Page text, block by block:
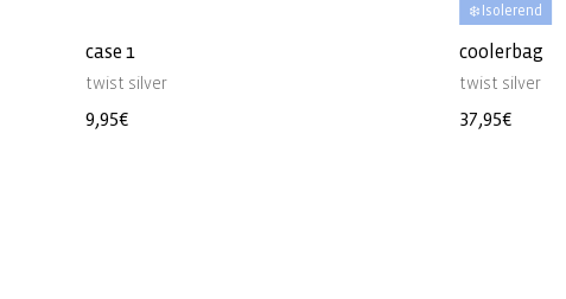
case 1
twist silver
Normale
9,95€
❄️ Isolerend
coolerbag
twist silver
Normale
37,95€